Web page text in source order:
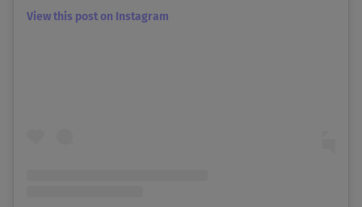
View this post on Instagram